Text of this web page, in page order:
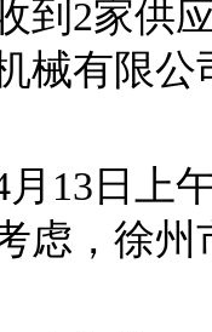
到2家供
械有限
13日上午
虑，徐